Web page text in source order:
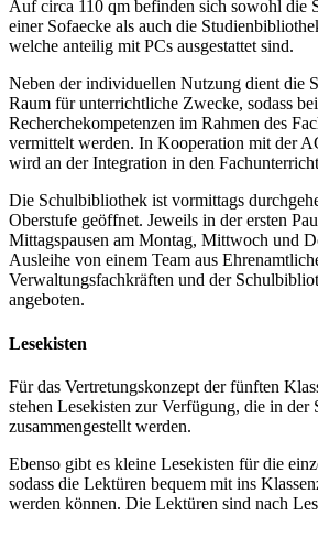
Auf circa 110 qm befinden sich sowohl die
einer Sofaecke als auch die
welche anteilig mit PCs ausgestattet sind.
Neben der individuellen Nutzung dient die
Raum für unterrichtliche Zwecke, sodass
Recherchekompetenzen im Rahmen des
vermittelt werden. In Kooperation mit der
wird an der Integration in den
Die Schulbibliothek ist vormittags
Oberstufe geöffnet. Jeweils in der ersten
Mittagspausen am Montag, Mittwoch und
Ausleihe von einem Team aus
Verwaltungsfachkräften und der
angeboten.
Lesekisten
Für das Vertretungskonzept der fünften
stehen Lesekisten zur Verfügung, die in der
zusammengestellt werden.
Ebenso gibt es kleine Lesekisten für die
sodass die Lektüren bequem mit ins
werden können. Die Lektüren sind nach